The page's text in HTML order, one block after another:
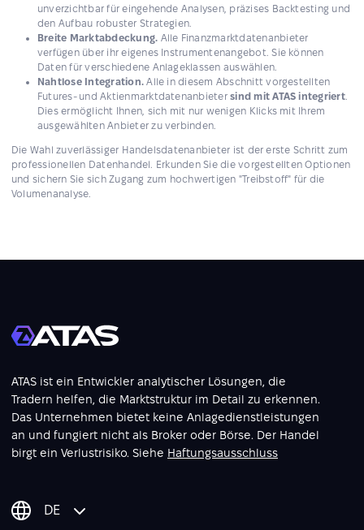
unverzichtbar für eingehende Analysen, präzises Backtesting und
den Aufbau robuster Strategien.
Breite Marktabdeckung. Alle Finanzmarktdatenanbieter
verfügen über ihr eigenes Instrumentenangebot. Sie können
Daten für verschiedene Anlageklassen auswählen.
Nahtlose Integration. Alle in diesem Abschnitt vorgestellten
Futures- und Aktienmarktdatenanbietersind mit ATAS integriert.
Dies ermöglicht Ihnen, sich mit nur wenigen Klicks mit Ihrem
ausgewählten Anbieter zu verbinden.
Die Wahl zuverlässiger Handelsdatenanbieter ist der erste Schritt zum
professionellen Datenhandel. Erkunden Sie die vorgestellten Optionen
und sichern Sie sich Zugang zum hochwertigen "Treibstoff" für die
Volumenanalyse.
ATAS ist ein Entwickler analytischer Lösungen, die
Tradern helfen, die Marktstruktur im Detail zu erkennen.
Das Unternehmen bietet keine Anlagedienstleistungen
an und fungiert nicht als Broker oder Börse. Der Handel
birgt ein Verlustrisiko. Siehe Haftungsausschluss
DE